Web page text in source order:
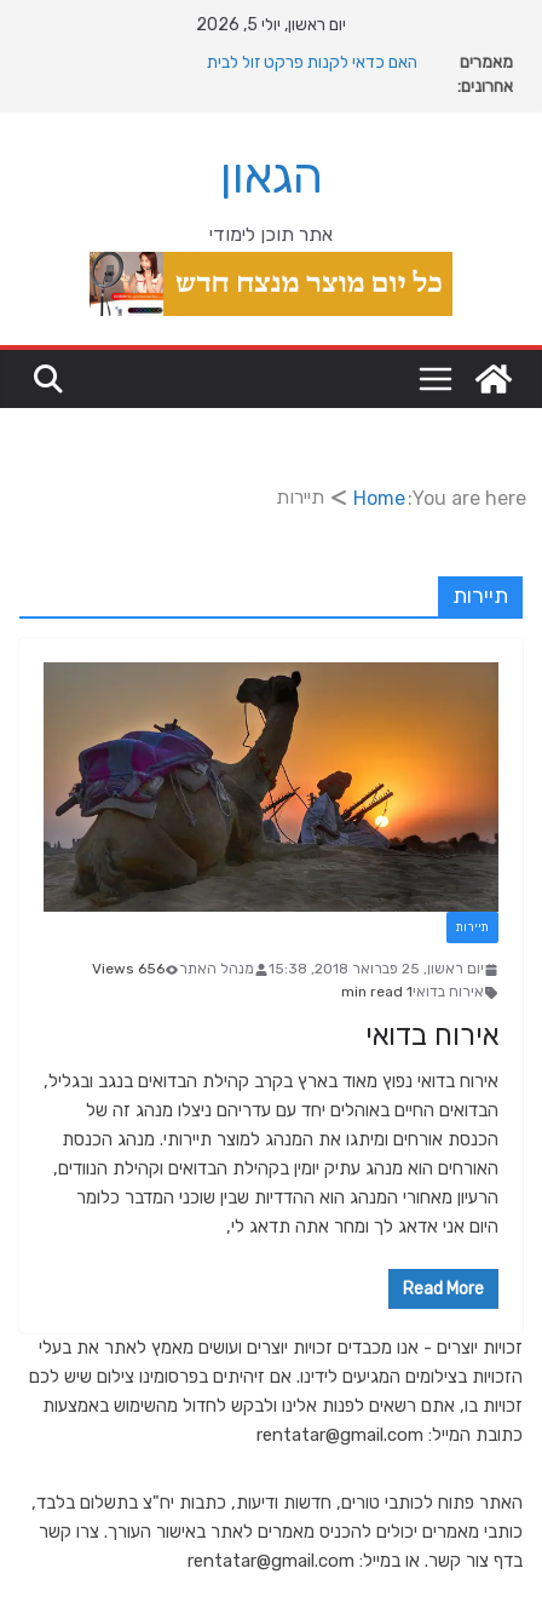
content
יום ראשון, יולי 5, 2026
מאמרים
אחרונים:
מה רוצה דונאלד טראמפ מגרינלנד: מהיסטוריה ויקינגית
המדריך המלא להתקנת פרקט פי וי סי במבני מסחר ומגורים
הגאון
אתר תוכן לימודי
You are here:
Home תיירות
תיירות
תיירות
יום ראשון, 25 פברואר 2018, 15:38 מנהל האתר
656 Views
אירוח בדואי1 min read
אירוח בדואי
אירוח בדואי נפוץ מאוד בארץ בקרב קהילת הבדואים בנגב ובגליל,
הבדואים החיים באוהלים יחד עם עדריהם ניצלו מנהג זה של
הכנסת אורחים ומיתגו את המנהג למוצר תיירותי. מנהג הכנסת
האורחים הוא מנהג עתיק יומין בקהילת הבדואים וקהילת הנוודים,
הרעיון מאחורי המנהג הוא ההדדיות שבין שוכני המדבר כלומר
היום אני אדאג לך ומחר אתה תדאג לי,
Read More
זכויות יוצרים - אנו מכבדים זכויות יוצרים ועושים מאמץ לאתר את בעלי
הזכויות בצילומים המגיעים לידינו. אם זיהיתים בפרסומינו צילום שיש לכם
זכויות בו, אתם רשאים לפנות אלינו ולבקש לחדול מהשימוש באמצעות
כתובת המייל: rentatar@gmail.com
האתר פתוח לכותבי טורים, חדשות ודיעות, כתבות יח"צ בתשלום בלבד,
כותבי מאמרים יכולים להכניס מאמרים לאתר באישור העורך. צרו קשר
בדף צור קשר. או במייל: rentatar@gmail.com